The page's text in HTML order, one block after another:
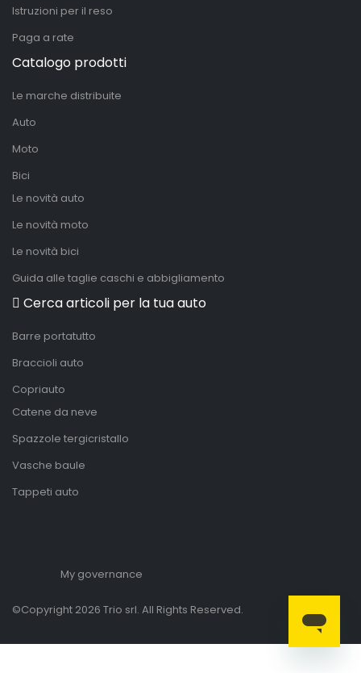
Istruzioni per il reso
Paga a rate
Catalogo prodotti
Le marche distribuite
Auto
Moto
Bici
Le novità auto
Le novità moto
Le novità bici
Guida alle taglie caschi e abbigliamento
Cerca articoli per la tua auto
Barre portatutto
Braccioli auto
Copriauto
Catene da neve
Spazzole tergicristallo
Vasche baule
Tappeti auto
My governance
©Copyright 2026 Trio srl. All Rights Reserved.